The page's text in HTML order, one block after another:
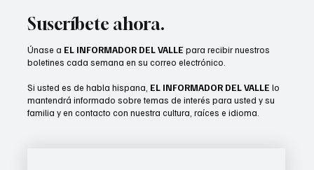
Suscríbete ahora.
Únase a EL INFORMADOR DEL VALLE para recibir nuestros
boletines cada semana en su correo electrónico.
Si usted es de habla hispana, EL INFORMADOR DEL VALLE lo
mantendrá informado sobre temas de interés para usted y su
familia y en contacto con nuestra cultura, raíces e idioma.